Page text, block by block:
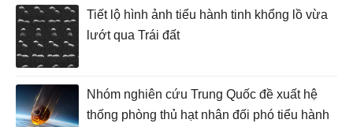
Tiết lộ hình ảnh tiểu hành tinh khổng lồ vừa
lướt qua Trái đất
Nhóm nghiên cứu Trung Quốc đề xuất hệ
thống phòng thủ hạt nhân đối phó tiểu hành